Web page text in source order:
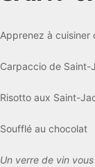
Apprenez à cuisiner
Carpaccio de Saint-
Risotto aux Saint-
Soufflé au chocolat
Un verre de vin